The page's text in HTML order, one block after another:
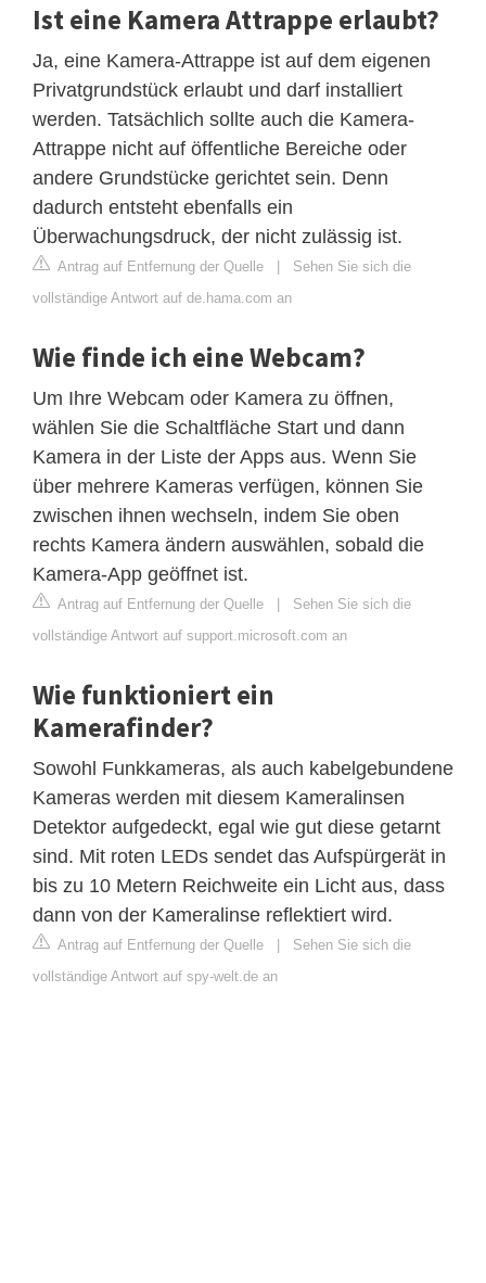
Ist eine Kamera Attrappe erlaubt?
Ja, eine Kamera-Attrappe ist auf dem eigenen
Privatgrundstück erlaubt und darf installiert
werden. Tatsächlich sollte auch die Kamera-
Attrappe nicht auf öffentliche Bereiche oder
andere Grundstücke gerichtet sein. Denn
dadurch entsteht ebenfalls ein
Überwachungsdruck, der nicht zulässig ist.
Antrag auf Entfernung der Quelle | Sehen Sie sich die
vollständige Antwort auf de.hama.com an
Wie finde ich eine Webcam?
Um Ihre Webcam oder Kamera zu öffnen,
wählen Sie die Schaltfläche Start und dann
Kamera in der Liste der Apps aus. Wenn Sie
über mehrere Kameras verfügen, können Sie
zwischen ihnen wechseln, indem Sie oben
rechts Kamera ändern auswählen, sobald die
Kamera-App geöffnet ist.
Antrag auf Entfernung der Quelle | Sehen Sie sich die
vollständige Antwort auf support.microsoft.com an
Wie funktioniert ein
Kamerafinder?
Sowohl Funkkameras, als auch kabelgebundene
Kameras werden mit diesem Kameralinsen
Detektor aufgedeckt, egal wie gut diese getarnt
sind. Mit roten LEDs sendet das Aufspürgerät in
bis zu 10 Metern Reichweite ein Licht aus, dass
dann von der Kameralinse reflektiert wird.
Antrag auf Entfernung der Quelle | Sehen Sie sich die
vollständige Antwort auf spy-welt.de an